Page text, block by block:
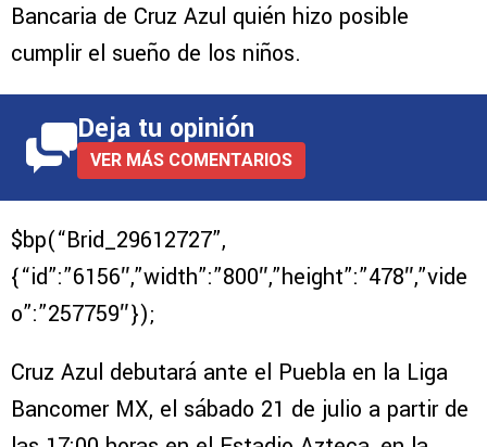
Bancaria de Cruz Azul quién hizo posible
cumplir el sueño de los niños.
Deja tu opinión
VER MÁS COMENTARIOS
$bp(“Brid_29612727”,
{“id”:”6156″,”width”:”800″,”height”:”478″,”vide
o”:”257759″});
Cruz Azul debutará ante el Puebla en la Liga
Bancomer MX, el sábado 21 de julio a partir de